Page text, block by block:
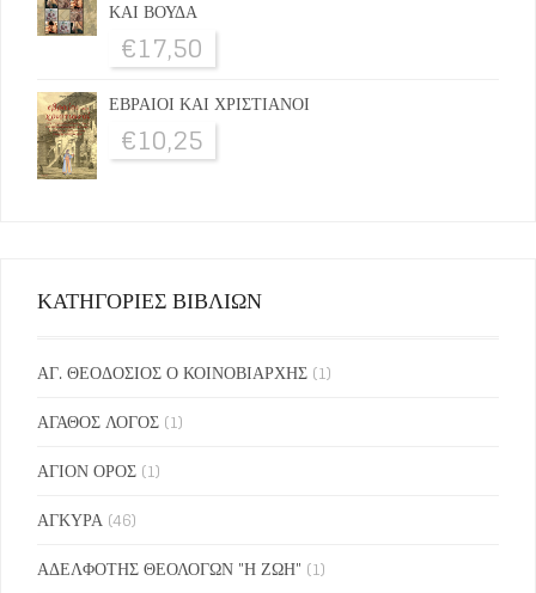
ΚΑΙ ΒΟΥΔΑ
€17,50
ΕΒΡΑΙΟΙ ΚΑΙ ΧΡΙΣΤΙΑΝΟΙ
€10,25
ΚΑΤΗΓΟΡΙΕΣ ΒΙΒΛΙΩΝ
ΑΓ. ΘΕΟΔΟΣΙΟΣ Ο ΚΟΙΝΟΒΙΑΡΧΗΣ (1)
ΑΓΑΘΟΣ ΛΟΓΟΣ (1)
ΑΓΙΟΝ ΟΡΟΣ (1)
ΑΓΚΥΡΑ (46)
ΑΔΕΛΦΟΤΗΣ ΘΕΟΛΟΓΩΝ "Η ΖΩΗ" (1)